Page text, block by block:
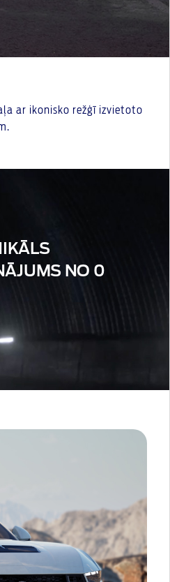
ar ikonisko režģī izvietoto
NO 0